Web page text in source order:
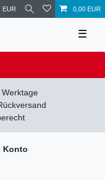
EUR 0,00 EUR
☰
Konto